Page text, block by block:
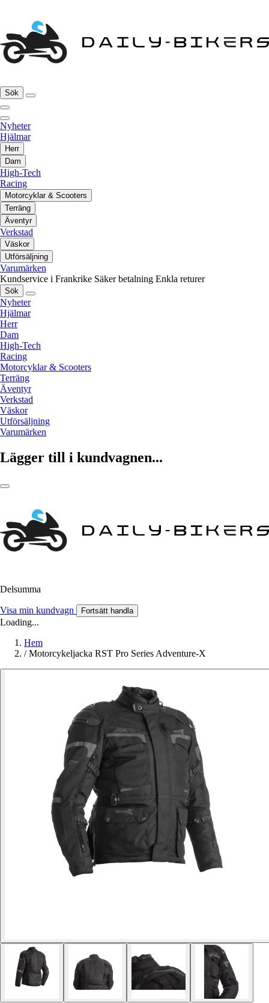
Sök
Nyheter
Hjälmar
Herr
Dam
High-Tech
Racing
Motorcyklar & Scooters
Terräng
Äventyr
Verkstad
Väskor
Utförsäljning
Varumärken
Kundservice i Frankrike Säker betalning Enkla returer
Sök
Nyheter
Hjälmar
Herr
Dam
High-Tech
Racing
Motorcyklar & Scooters
Terräng
Äventyr
Verkstad
Väskor
Utförsäljning
Varumärken
Lägger till i kundvagnen...
Delsumma
Visa min kundvagn Fortsätt handla
Loading...
Hem
/ Motorcykeljacka RST Pro Series Adventure-X